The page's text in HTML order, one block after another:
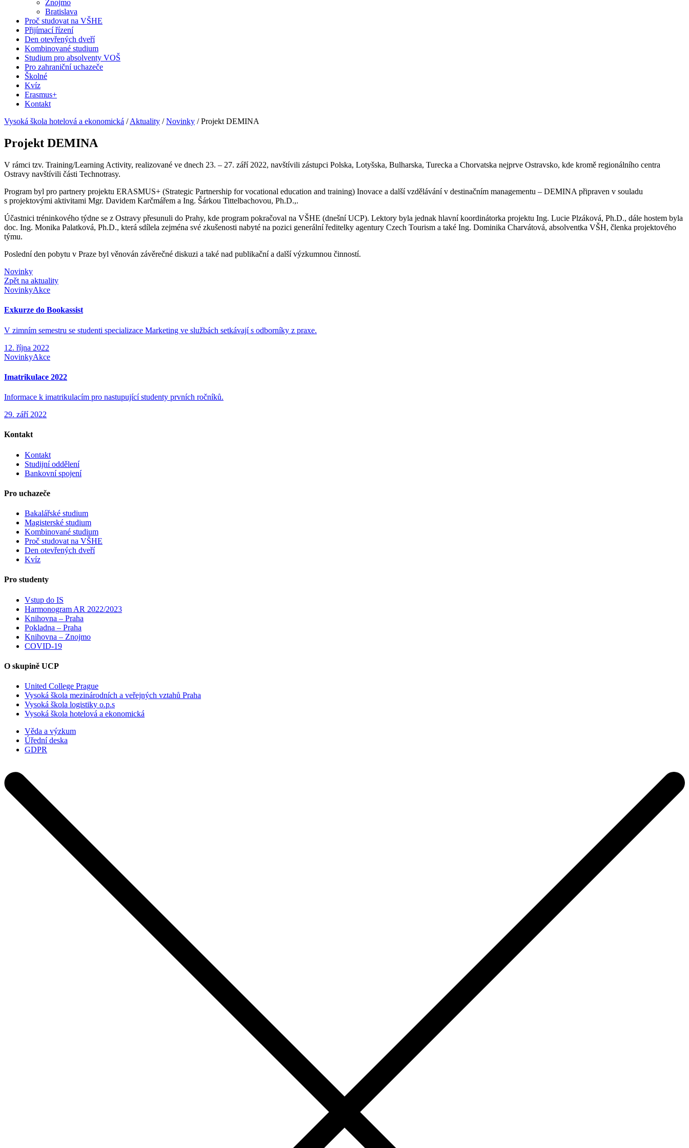
Znojmo
Bratislava
Proč studovat na VŠHE
Přijímací řízení
Den otevřených dveří
Kombinované studium
Studium pro absolventy VOŠ
Pro zahraniční uchazeče
Školné
Kvíz
Erasmus+
Kontakt
Vysoká škola hotelová a ekonomická /Aktuality /Novinky /Projekt DEMINA
Projekt DEMINA
V rámci tzv. Training/Learning Activity, realizované ve dnech 23. – 27. září 2022, navštívili zástupci Polska, Lotyšska, Bulharska, Turecka a Chorvatska nejprve Ostravsko, kde kromě regionálního centra
Ostravy navštívili části Technotrasy.
Program byl pro partnery projektu ERASMUS+ (Strategic Partnership for vocational education and training) Inovace a další vzdělávání v destinačním managementu – DEMINA připraven v souladu
s projektovými aktivitami Mgr. Davidem Karčmářem a Ing. Šárkou Tittelbachovou, Ph.D.,.
Účastnici tréninkového týdne se z Ostravy přesunuli do Prahy, kde program pokračoval na VŠHE (dnešní UCP). Lektory byla jednak hlavní koordinátorka projektu Ing. Lucie Plzáková, Ph.D., dále hostem byla
doc. Ing. Monika Palatková, Ph.D., která sdílela zejména své zkušenosti nabyté na pozici generální ředitelky agentury Czech Tourism a také Ing. Dominika Charvátová, absolventka VŠH, členka projektového
týmu.
Poslední den pobytu v Praze byl věnován závěrečné diskuzi a také nad publikační a další výzkumnou činností.
Novinky
Zpět na aktuality
NovinkyAkce
Exkurze do Bookassist
V zimním semestru se studenti specializace Marketing ve službách setkávají s odborníky z praxe.
12. října 2022
NovinkyAkce
Imatrikulace 2022
Informace k imatrikulacím pro nastupující studenty prvních ročníků.
29. září 2022
Kontakt
Kontakt
Studijní oddělení
Bankovní spojení
Pro uchazeče
Bakalářské studium
Magisterské studium
Kombinované studium
Proč studovat na VŠHE
Den otevřených dveří
Kvíz
Pro studenty
Vstup do IS
Harmonogram AR 2022/2023
Knihovna – Praha
Pokladna – Praha
Knihovna – Znojmo
COVID-19
O skupině UCP
United College Prague
Vysoká škola mezinárodních a veřejných vztahů Praha
Vysoká škola logistiky o.p.s
Vysoká škola hotelová a ekonomická
Věda a výzkum
Úřední deska
GDPR